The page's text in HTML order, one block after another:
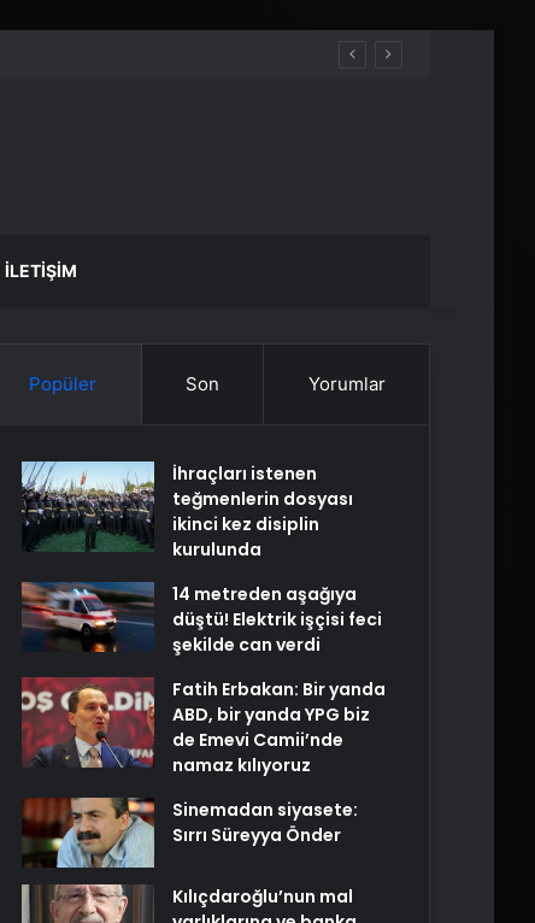
İLETIŞIM
Popüler Son Yorumlar
İhraçları istenen
teğmenlerin dosyası
ikinci kez disiplin
kurulunda
14 metreden aşağıya
düştü! Elektrik işçisi feci
şekilde can verdi
Fatih Erbakan: Bir yanda
ABD, bir yanda YPG biz
de Emevi Camii’nde
namaz kılıyoruz
Sinemadan siyasete:
Sırrı Süreyya Önder
Kılıçdaroğlu’nun mal